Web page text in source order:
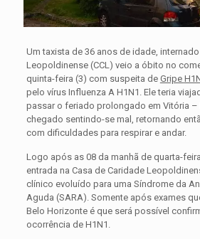
Um taxista de 36 anos de idade,
Leopoldinense (CCL) veio a óbito no
quinta-feira (3) com suspeita de Gripe
pelo vírus Influenza A H1N1. Ele teria
passar o feriado prolongado em Vitória –
chegado sentindo-se mal, retornando
com dificuldades para respirar e andar.
Logo após as 08 da manhã de quarta-
entrada na Casa de Caridade
clínico evoluído para uma Síndrome da
Aguda (SARA). Somente após exames
Belo Horizonte é que será possível
ocorrência de H1N1.